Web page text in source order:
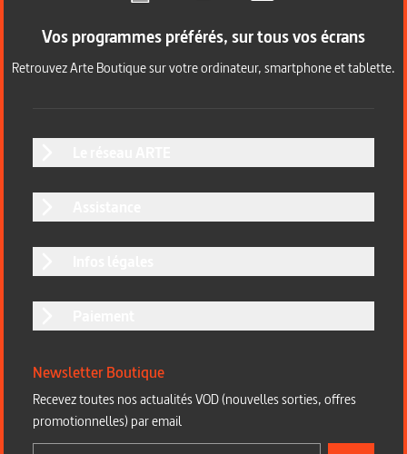
Vos programmes préférés, sur tous vos écrans
Retrouvez Arte Boutique sur votre ordinateur, smartphone et tablette.
Newsletter Boutique
Recevez toutes nos actualités VOD (nouvelles sorties, offres
promotionnelles) par email